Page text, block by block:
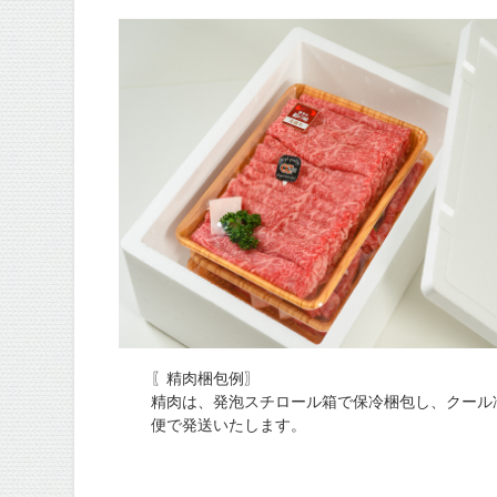
〖精肉梱包例〗
精肉は、発泡スチロール箱で保冷梱包し、クール
便で発送いたします。